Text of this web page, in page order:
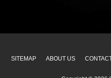
SITEMAP ABOUT US